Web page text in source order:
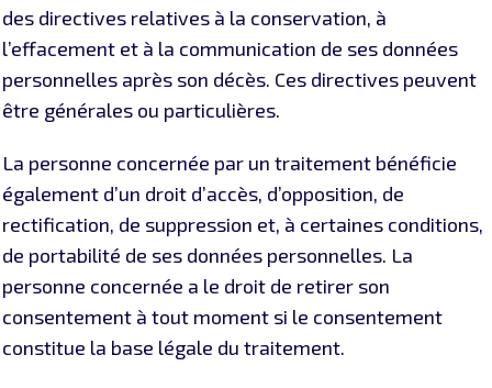
des directives relatives à la conservation, à
l’effacement et à la communication de ses données
personnelles après son décès. Ces directives peuvent
être générales ou particulières.
La personne concernée par un traitement bénéficie
également d’un droit d’accès, d’opposition, de
rectification, de suppression et, à certaines conditions,
de portabilité de ses données personnelles. La
personne concernée a le droit de retirer son
consentement à tout moment si le consentement
constitue la base légale du traitement.